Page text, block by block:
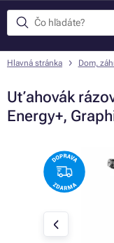
Hlavná stránka Dom,
Uťahovák
Energy+,